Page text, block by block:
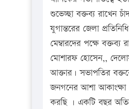
শুভেচ্ছা বক্তব্য রাখেন
যুগান্তরের জেলা
মেম্বারদের পক্ষে
মোশারফ হোসেন,,
আক্তার। সভাপতির
জনগনের আশা আকাংক্ষা
করছি । একটি বছর